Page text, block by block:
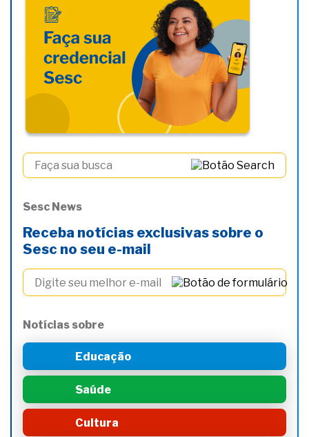
Sesc News
Receba notícias exclusivas sobre o
Sesc no seu e-mail
Notícias sobre
Educação
Saúde
Cultura